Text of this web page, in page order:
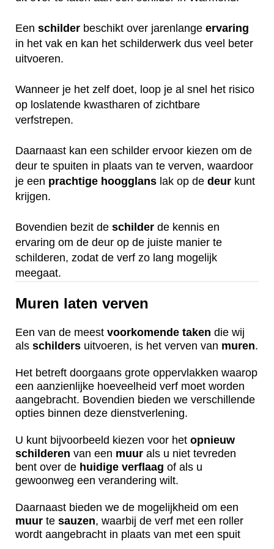
Een schilder beschikt over jarenlange ervaring
in het vak en kan het schilderwerk dus veel beter
uitvoeren.
Wanneer je het zelf doet, loop je al snel het risico
op loslatende kwastharen of zichtbare
verfstrepen.
Daarnaast kan een schilder ervoor kiezen om de
deur te spuiten in plaats van te verven, waardoor
je een prachtige hoogglans lak op de deur kunt
krijgen.
Bovendien bezit de schilder de kennis en
ervaring om de deur op de juiste manier te
schilderen, zodat de verf zo lang mogelijk
meegaat.
Muren laten verven
Een van de meest voorkomende taken die wij
als schilders uitvoeren, is het verven van muren.
Het betreft doorgaans grote oppervlakken waarop
een aanzienlijke hoeveelheid verf moet worden
aangebracht. Bovendien bieden we verschillende
opties binnen deze dienstverlening.
U kunt bijvoorbeeld kiezen voor het opnieuw
schilderen van een muur als u niet tevreden
bent over de huidige verflaag of als u
gewoonweg een verandering wilt.
Daarnaast bieden we de mogelijkheid om een
muur te sauzen, waarbij de verf met een roller
wordt aangebracht in plaats van met een spuit